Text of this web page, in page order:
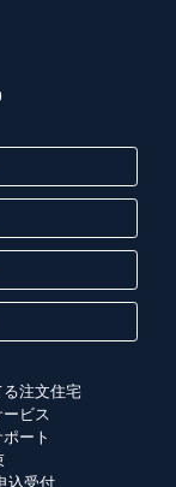
注文住宅
ビス
ート
込受付